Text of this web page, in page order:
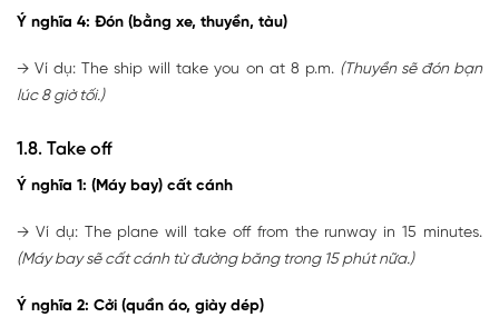
Ý nghĩa 4: Đón (bằng xe, thuyền, tàu)
→ Ví dụ: The ship will take you on at 8 p.m. (Thuyền sẽ đón bạn
lúc 8 giờ tối.)
1.8. Take off
Ý nghĩa 1: (Máy bay) cất cánh
→ Ví dụ: The plane will take off from the runway in 15 minutes.
(Máy bay sẽ cất cánh từ đường băng trong 15 phút nữa.)
Ý nghĩa 2: Cởi (quần áo, giày dép)